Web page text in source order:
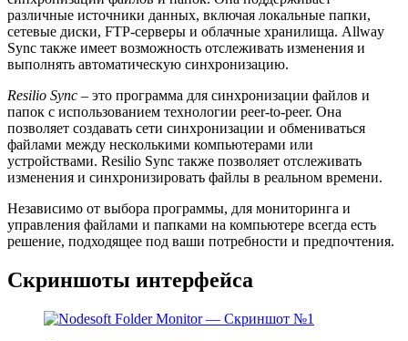
различные источники данных, включая локальные папки,
сетевые диски, FTP-серверы и облачные хранилища. Allway
Sync также имеет возможность отслеживать изменения и
выполнять автоматическую синхронизацию.
Resilio Sync – это программа для синхронизации файлов и
папок с использованием технологии peer-to-peer. Она
позволяет создавать сети синхронизации и обмениваться
файлами между несколькими компьютерами или
устройствами. Resilio Sync также позволяет отслеживать
изменения и синхронизировать файлы в реальном времени.
Независимо от выбора программы, для мониторинга и
управления файлами и папками на компьютере всегда есть
решение, подходящее под ваши потребности и предпочтения.
Скриншоты интерфейса